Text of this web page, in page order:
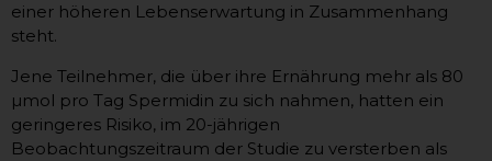
einer höheren Lebenserwartung in Zusammenhang
steht.
Jene Teilnehmer, die über ihre Ernährung mehr als 80
µmol pro Tag Spermidin zu sich nahmen, hatten ein
geringeres Risiko, im 20-jährigen
Beobachtungszeitraum der Studie zu versterben als